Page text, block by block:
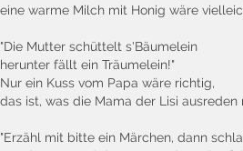
eine warme Milch mit Honig wäre
"Die Mutter schüttelt s'Bäumelein
herunter fällt ein Träumelein!"
Nur ein Kuss vom Papa wäre richtig,
das ist, was die Mama der Lisi ausreden
"Erzähl mit bitte ein Märchen, dann